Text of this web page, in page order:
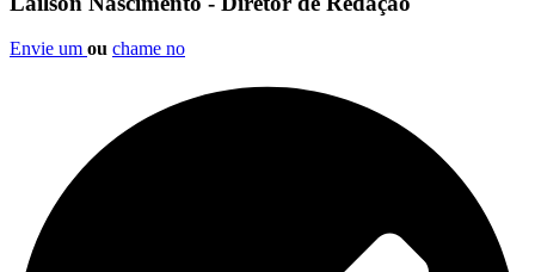
Envie um ou chame no